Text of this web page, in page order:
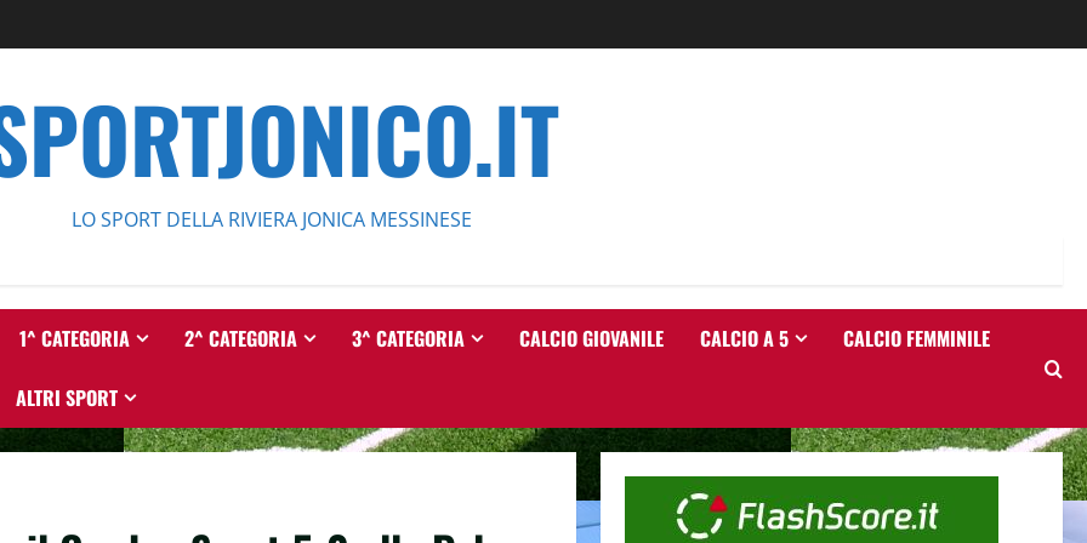
LO SPORT DELLA RIVIERA JONICA MESSINESE
1^ CATEGORIA 2^ CATEGORIA 3^ CATEGORIA CALCIO GIOVANILE CALCIO A 5 CALCIO FEMMINILE
ALTRI SPORT